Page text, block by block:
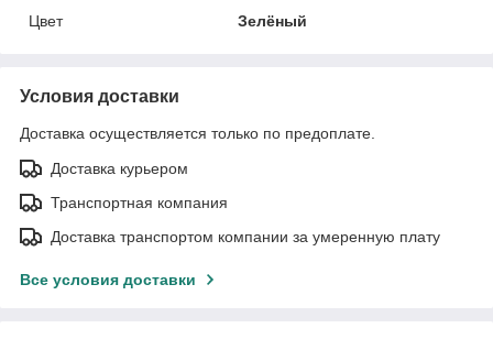
Цвет
Зелёный
Условия доставки
Доставка осуществляется только по предоплате.
Доставка курьером
Транспортная компания
Доставка транспортом компании за умеренную плату
Все условия доставки